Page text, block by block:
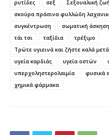
ρυτίδες
σεξ
Σεξουαλική ζωή
σκούρα πράσινα φυλλώδη
συγκέντρωση
σωματική άσκηση
τάι τσι
ταξίδια
τρέξιμο
Τρώτε υγιεινά και ζήστε καλά
υγεία καρδιάς
υγεία οστών
υπερχοληστερολαιμία
φυσικά
χημικά φάρμακα